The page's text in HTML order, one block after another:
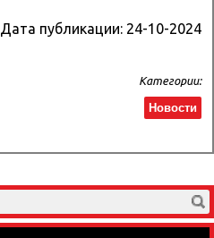
Дата публикации: 24-10-2024
Категории:
Новости